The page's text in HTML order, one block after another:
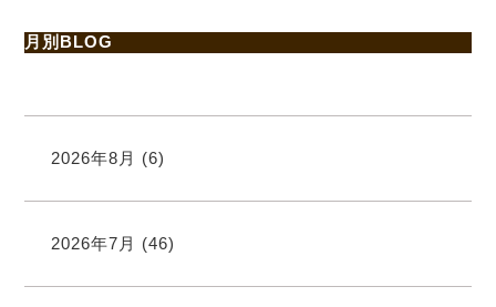
月別BLOG
2026年8月 (6)
2026年7月 (46)